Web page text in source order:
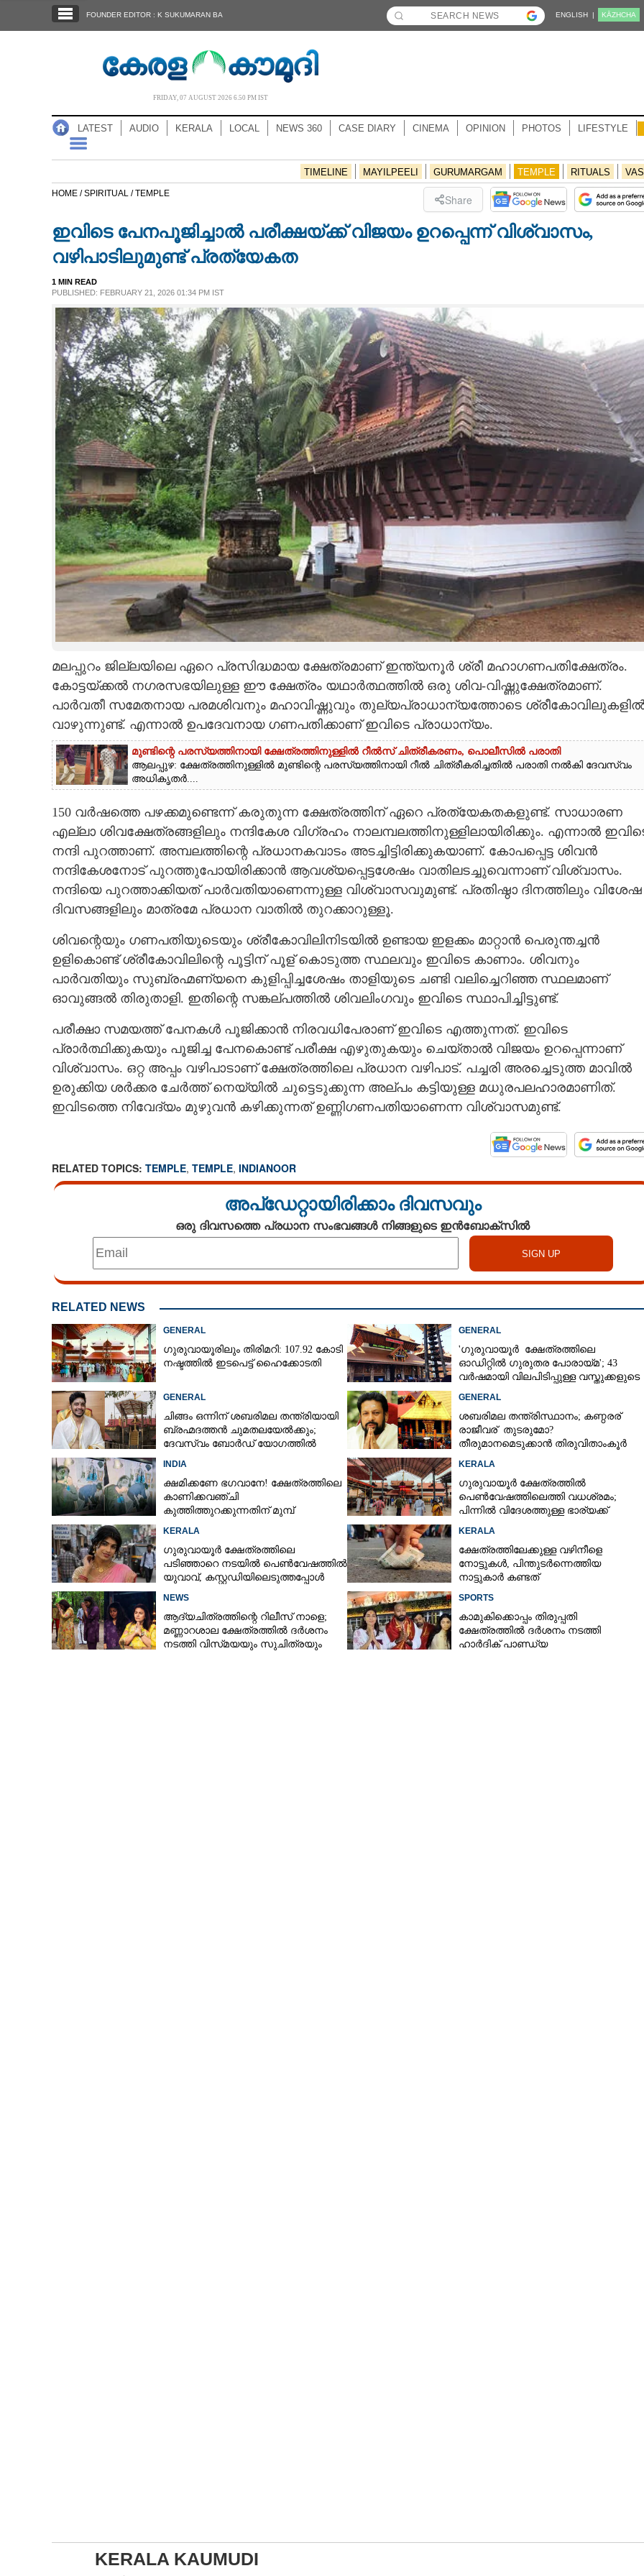
NOTIFIED NEWS
NEWS 360
CASE DIARY
LIFESTYLE
SPIRITUAL
CARTOONS
LITERATURE
CONTACT US
FOUNDER EDITOR : K SUKUMARAN BA ENGLISH | KĀZHCHA
FRIDAY, 07 AUGUST 2026 6.50 PM IST
LATEST AUDIO KERALA LOCAL NEWS 360 CASE DIARY CINEMA OPINION PHOTOS LIFESTYLE
TIMELINE MAYILPEELI GURUMARGAM TEMPLE RITUALS
HOME /SPIRITUAL /TEMPLE Share
ഇവിടെ പേനപൂജിച്ചാൽ പരീക്ഷയ്ക്ക് വിജയം ഉറപ്പെന്ന് വിശ്വാസം,
വഴിപാടിലുമുണ്ട് പ്രത്യേകത
1 MIN READ
PUBLISHED: FEBRUARY 21, 2026 01:34 PM IST
മലപ്പുറം ജില്ലയിലെ ഏറെ പ്രസിദ്ധമായ ക്ഷേത്രമാണ് ഇന്ത്യനൂർ ശ്രീ മഹാഗണപതിക്ഷേത്രം.
കോട്ടയ്ക്കൽ നഗരസഭയിലുള്ള ഈ ക്ഷേത്രം യഥാർത്ഥത്തിൽ ഒരു ശിവ-വിഷ്ണുക്ഷേത്രമാണ്.
പാർവതീ സമേതനായ പരമശിവനും മഹാവിഷ്ണുവും തുല്യപ്രാധാന്യത്തോടെ
വാഴുന്നുണ്ട്. എന്നാൽ ഉപദേവനായ ഗണപതിക്കാണ് ഇവിടെ പ്രാധാന്യം.
മുണ്ടിന്റെ പരസ്യത്തിനായി ക്ഷേത്രത്തിനുള്ളിൽ റീൽസ് ചിത്രീകരണം, പൊലീസിൽ പരാതി
ആലപ്പുഴ: ക്ഷേത്രത്തിനുള്ളിൽ മുണ്ടിന്റെ പരസ്യത്തിനായി റീൽ ചിത്രീകരിച്ചതിൽ പരാതി നൽകി ദേവസ്വം
അധികൃതർ....
150 വർഷത്തെ പഴക്കമുണ്ടെന്ന് കരുതുന്ന ക്ഷേത്രത്തിന് ഏറെ പ്രത്യേകതകളുണ്ട്. സാധാരണ
എല്ലാ ശിവക്ഷേത്രങ്ങളിലും നന്ദികേശ വിഗ്രഹം നാലമ്പലത്തിനുള്ളിലായിരിക്കും. എന്നാൽ
നന്ദി പുറത്താണ്. അമ്പലത്തിന്റെ പ്രധാനകവാടം അടച്ചിട്ടിരിക്കുകയാണ്. കോപപ്പെട്ട ശിവൻ
നന്ദികേശനോട് പുറത്തുപോയിരിക്കാൻ ആവശ്യപ്പെട്ടശേഷം വാതിലടച്ചുവെന്നാണ് വിശ്വാസം.
നന്ദിയെ പുറത്താക്കിയത് പാർവതിയാണെന്നുള്ള വിശ്വാസവുമുണ്ട്. പ്രതിഷ്ഠാ ദിനത്തിലും വിശേഷ
ദിവസങ്ങളിലും മാത്രമേ പ്രധാന വാതിൽ തുറക്കാറുള്ളൂ.
ശിവന്റെയും ഗണപതിയുടെയും ശ്രീകോവിലിനിടയിൽ ഉണ്ടായ ഇളക്കം മാറ്റാൻ പെരുന്തച്ചൻ
ഉളികൊണ്ട് ശ്രീകോവിലിന്റെ പൂട്ടിന് പൂള് കൊടുത്ത സ്ഥലവും ഇവിടെ കാണാം. ശിവനും
പാർവതിയും സുബ്രഹ്മണ്യനെ കുളിപ്പിച്ചശേഷം താളിയുടെ ചണ്ടി വലിച്ചെറിഞ്ഞ സ്ഥലമാണ്
ഓവുങ്ങൽ തിരുതാളി. ഇതിന്റെ സങ്കല്പത്തിൽ ശിവലിംഗവും ഇവിടെ സ്ഥാപിച്ചിട്ടുണ്ട്.
പരീക്ഷാ സമയത്ത് പേനകൾ പൂജിക്കാൻ നിരവധിപേരാണ് ഇവിടെ എത്തുന്നത്. ഇവിടെ
പ്രാർത്ഥിക്കുകയും പൂജിച്ച പേനകൊണ്ട് പരീക്ഷ എഴുതുകയും ചെയ്താൽ വിജയം ഉറപ്പെന്നാണ്
വിശ്വാസം. ഒറ്റ അപ്പം വഴിപാടാണ് ക്ഷേത്രത്തിലെ പ്രധാന വഴിപാട്. പച്ചരി അരച്ചെടുത്ത മാവിൽ
ഉരുക്കിയ ശർക്കര ചേർത്ത് നെയ്യിൽ ചുട്ടെടുക്കുന്ന അല്പം കട്ടിയുള്ള മധുരപലഹാരമാണിത്.
ഇവിടത്തെ നിവേദ്യം മുഴുവൻ കഴിക്കുന്നത് ഉണ്ണിഗണപതിയാണെന്ന വിശ്വാസമുണ്ട്.
RELATED TOPICS: TEMPLE, TEMPLE, INDIANOOR
അപ്ഡേറ്റായിരിക്കാം ദിവസവും
ഒരു ദിവസത്തെ പ്രധാന സംഭവങ്ങൾ നിങ്ങളുടെ ഇൻബോക്സിൽ
RELATED NEWS
GENERAL
ഗുരുവായൂരിലും തിരിമറി: 107.92 കോടി
നഷ്ടത്തിൽ ഇടപെട്ട് ഹൈക്കോടതി
GENERAL
'ഗുരുവായൂർ ക്ഷേത്രത്തിലെ
ഓഡിറ്റിൽ ഗുരുതര പോരായ്മ'; 43
വർഷമായി വിലപിടിപ്പുള്ള വസ്തുക്കളുടെ
GENERAL
ചിങ്ങം ഒന്നിന് ശബരിമല തന്ത്രിയായി
ബ്രഹ്മദത്തൻ ചുമതലയേൽക്കും;
ദേവസ്വം ബോർഡ് യോഗത്തിൽ
GENERAL
ശബരിമല തന്ത്രിസ്ഥാനം; കണ്ഠരര്
രാജീവര് തുടരുമോ?
തീരുമാനമെടുക്കാൻ തിരുവിതാംകൂർ
INDIA
ക്ഷമിക്കണേ ഭഗവാനേ! ക്ഷേത്രത്തിലെ
കാണിക്കവഞ്ചി
കുത്തിത്തുറക്കുന്നതിന് മുമ്പ്
KERALA
ഗുരുവായൂർ ക്ഷേത്രത്തിൽ
പെൺവേഷത്തിലെത്തി വധശ്രമം;
പിന്നിൽ വിദേശത്തുള്ള ഭാര്യക്ക്
KERALA
ഗുരുവായൂർ ക്ഷേത്രത്തിലെ
പടിഞ്ഞാറെ നടയിൽ പെൺവേഷത്തിൽ
യുവാവ്,​ കസ്റ്റഡിയിലെടുത്തപ്പോൾ
KERALA
ക്ഷേത്രത്തിലേക്കുള്ള വഴിനീളെ
നോട്ടുകൾ,​ പിന്തുടർന്നെത്തിയ
നാട്ടുകാർ കണ്ടത്
NEWS
ആദ്യചിത്രത്തിന്റെ റിലീസ് നാളെ;
മണ്ണാറശാല ക്ഷേത്രത്തിൽ ദർശനം
നടത്തി വിസ്‌മയയും സുചിത്രയും
SPORTS
കാമുകിക്കൊപ്പം തിരുപ്പതി
ക്ഷേത്രത്തിൽ ദർശനം നടത്തി
ഹാർദിക് പാണ്ഡ്യ
KERALA KAUMUDI
വിജയം ഉറപ്പെന്ന് വിശ്വാസം,
വഴിപാടിലുമുണ്ട് പ്രത്യേകത
Share this link